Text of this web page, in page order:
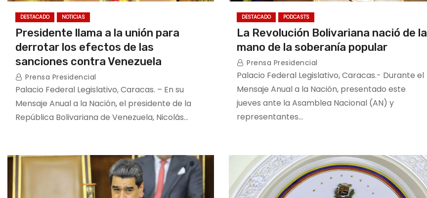
DESTACADO NOTICIAS
Presidente llama a la unión para
derrotar los efectos de las
sanciones contra Venezuela
Prensa Presidencial
Palacio Federal Legislativo, Caracas. – En su
Mensaje Anual a la Nación, el presidente de la
República Bolivariana de Venezuela, Nicolás…
DESTACADO PODCASTS
La Revolución Bolivariana nació de la
mano de la soberanía popular
Prensa Presidencial
Palacio Federal Legislativo, Caracas.- Durante el
Mensaje Anual a la Nación, presentado este
jueves ante la Asamblea Nacional (AN) y
representantes…